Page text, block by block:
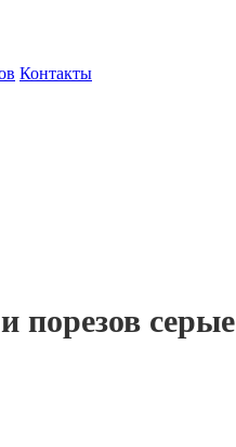
Контакты
порезов серые